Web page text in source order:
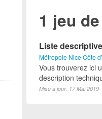
1 jeu
Liste
Métropole Nice Côte
Vous trouverez ici
description
Mise à jour: 17 Mai 2019